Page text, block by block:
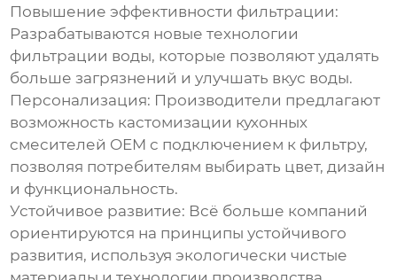
Повышение эффективности фильтрации:
Разрабатываются новые технологии
фильтрации воды, которые позволяют удалять
больше загрязнений и улучшать вкус воды.
Персонализация: Производители предлагают
возможность кастомизации кухонных
смесителей OEM с подключением к фильтру,
позволяя потребителям выбирать цвет, дизайн
и функциональность.
Устойчивое развитие: Всё больше компаний
ориентируются на принципы устойчивого
развития, используя экологически чистые